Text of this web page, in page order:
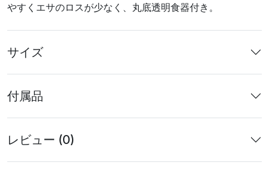
やすくエサのロスが少なく、丸底透明食器付き。
サイズ
付属品
レビュー (0)